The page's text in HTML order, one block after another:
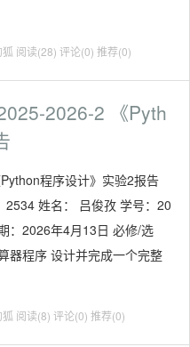
阅读(28) 评论(0) 推荐(0)
2026-2 《Pyth
程序设计》实验2报告
姓名： 吕俊孜 学号：20
：2026年4月13日 必修/选
器程序 设计并完成一个完整
阅读(8) 评论(0) 推荐(0)